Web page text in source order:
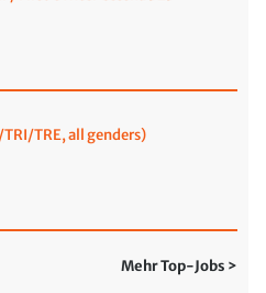
TRI/TRE, all genders)
Mehr Top-Jobs >